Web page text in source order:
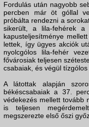
Fordulás után nagyobb
percben már öt góllal
próbálta rendezni a
sikerült, a lila-fehérek
kapusteljesítménye
lettek, így ügyes akciók
nyolcgólos lila-fehér
fővárosiak teljesen
csabaiak, és végül
A látottak alapján
békéscsabaiak a 37.
védekezés mellett tovább
is teljesen
megszerezte első őszi